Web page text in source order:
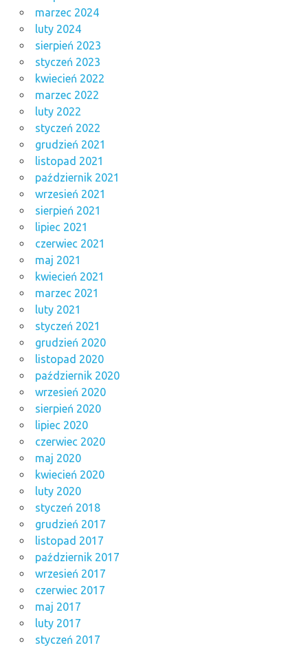
marzec 2024
luty 2024
sierpień 2023
styczeń 2023
kwiecień 2022
marzec 2022
luty 2022
styczeń 2022
grudzień 2021
listopad 2021
październik 2021
wrzesień 2021
sierpień 2021
lipiec 2021
czerwiec 2021
maj 2021
kwiecień 2021
marzec 2021
luty 2021
styczeń 2021
grudzień 2020
listopad 2020
październik 2020
wrzesień 2020
sierpień 2020
lipiec 2020
czerwiec 2020
maj 2020
kwiecień 2020
luty 2020
styczeń 2018
grudzień 2017
listopad 2017
październik 2017
wrzesień 2017
czerwiec 2017
maj 2017
luty 2017
styczeń 2017